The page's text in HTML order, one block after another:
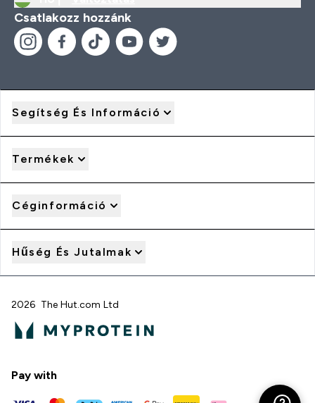
Csatlakozz hozzánk
Segítség És Információ
Termékek
Céginformáció
Hűség És Jutalmak
2026 The Hut.com Ltd
Pay with